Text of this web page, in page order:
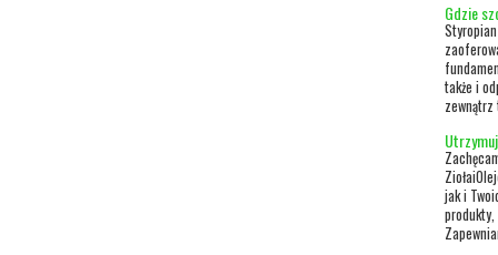
Gdzie
także i
jak i